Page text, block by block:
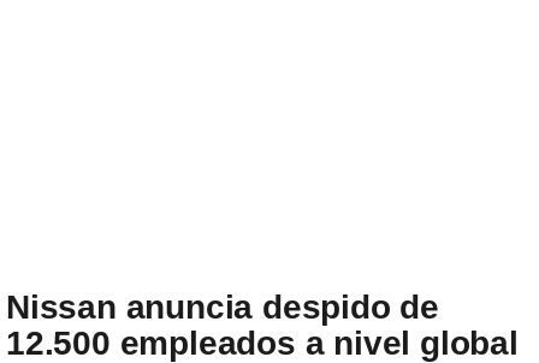
Nissan anuncia despido de
12.500 empleados a nivel global